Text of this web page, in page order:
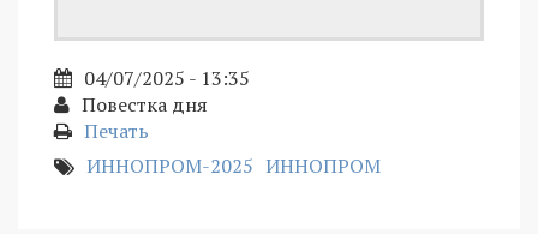
04/07/2025 - 13:35
Повестка дня
Печать
ИННОПРОМ-2025 ИННОПРОМ